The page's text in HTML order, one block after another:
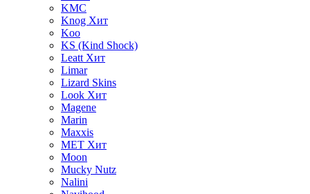
KMC
Knog Хит
Koo
KS (Kind Shock)
Leatt Хит
Limar
Lizard Skins
Look Хит
Magene
Marin
Maxxis
MET Хит
Moon
Mucky Nutz
Nalini